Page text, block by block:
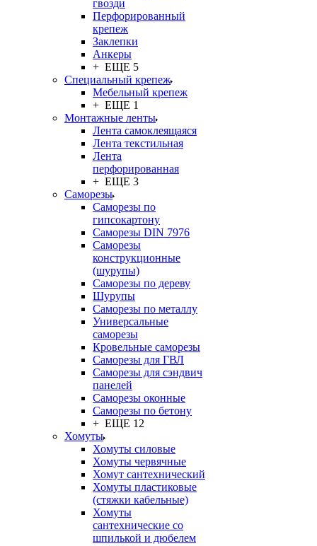
гвозди
Перфорированный
крепеж
Заклепки
Анкеры
+ ЕЩЕ 5
Специальный крепеж
Мебельный крепеж
+ ЕЩЕ 1
Монтажные ленты
Лента самоклеящаяся
Лента текстильная
Лента
перфорированная
+ ЕЩЕ 3
Саморезы
Саморезы по
гипсокартону
Саморезы DIN 7976
Саморезы
конструкционные
(шурупы)
Саморезы по дереву
Шурупы
Саморезы по металлу
Универсальные
саморезы
Кровельные саморезы
Саморезы для ГВЛ
Саморезы для сэндвич
панелей
Саморезы оконные
Саморезы по бетону
+ ЕЩЕ 12
Хомуты
Хомуты силовые
Хомуты червячные
Хомут сантехнический
Хомуты пластиковые
(стяжки кабельные)
Хомуты
сантехнические со
шпилькой и дюбелем